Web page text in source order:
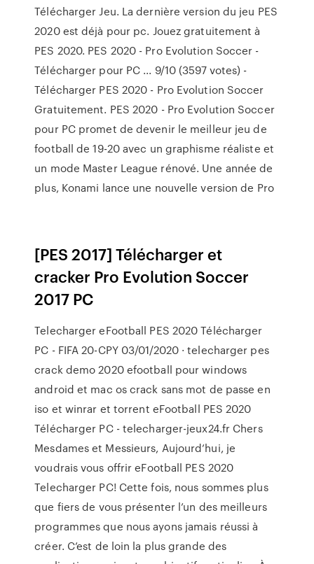
Télécharger Jeu. La dernière version du jeu PES
2020 est déjà pour pc. Jouez gratuitement à
PES 2020. PES 2020 - Pro Evolution Soccer -
Télécharger pour PC ... 9/10 (3597 votes) -
Télécharger PES 2020 - Pro Evolution Soccer
Gratuitement. PES 2020 - Pro Evolution Soccer
pour PC promet de devenir le meilleur jeu de
football de 19-20 avec un graphisme réaliste et
un mode Master League rénové. Une année de
plus, Konami lance une nouvelle version de Pro
[PES 2017] Télécharger et
cracker Pro Evolution Soccer
2017 PC
Telecharger eFootball PES 2020 Télécharger
PC - FIFA 20-CPY 03/01/2020 · telecharger pes
crack demo 2020 efootball pour windows
android et mac os crack sans mot de passe en
iso et winrar et torrent eFootball PES 2020
Télécharger PC - telecharger-jeux24.fr Chers
Mesdames et Messieurs, Aujourd’hui, je
voudrais vous offrir eFootball PES 2020
Telecharger PC! Cette fois, nous sommes plus
que fiers de vous présenter l’un des meilleurs
programmes que nous ayons jamais réussi à
créer. C’est de loin la plus grande des